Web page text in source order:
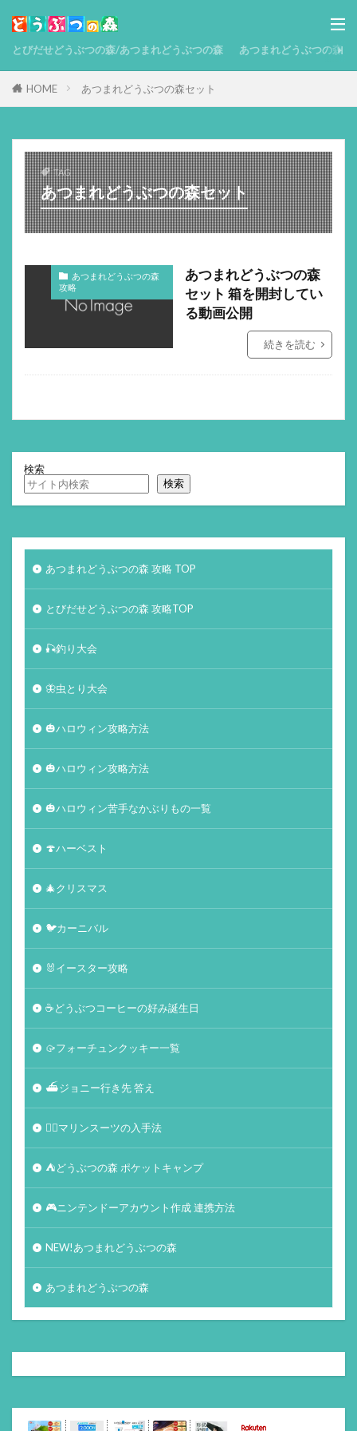
とびだせどうぶつの森/あつまれどうぶつの森 あつまれどうぶつの森
HOME あつまれどうぶつの森セット
TAG
あつまれどうぶつの森セット
あつまれどうぶつの森
攻略
あつまれどうぶつの森
セット 箱を開封してい
る動画公開
続きを読む
検索
検索
あつまれどうぶつの森 攻略 TOP
とびだせどうぶつの森 攻略TOP
🎣釣り大会
🦋虫とり大会
🎃ハロウィン攻略方法
🎃ハロウィン攻略方法
🎃ハロウィン苦手なかぶりもの一覧
🍄ハーベスト
🎄クリスマス
🐦カーニバル
🐰イースター攻略
☕️どうぶつコーヒーの好み誕生日
🥠フォーチュンクッキー一覧
⛴ジョニー行き先 答え
🏄‍♀️マリンスーツの入手法
⛺どうぶつの森 ポケットキャンプ
🎮ニンテンドーアカウント作成 連携方法
NEW!あつまれどうぶつの森
あつまれどうぶつの森